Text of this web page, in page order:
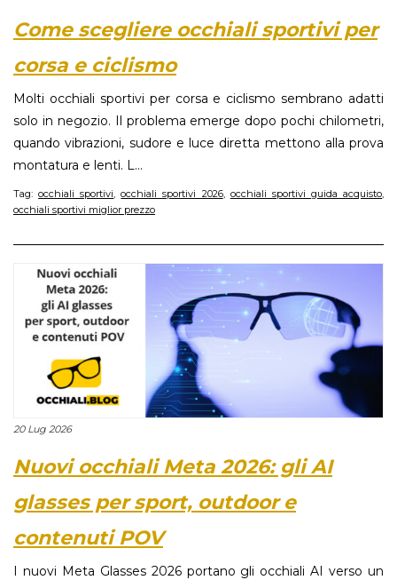
Come scegliere occhiali sportivi per
corsa e ciclismo
Molti occhiali sportivi per corsa e ciclismo sembrano adatti
solo in negozio. Il problema emerge dopo pochi chilometri,
quando vibrazioni, sudore e luce diretta mettono alla prova
montatura e lenti. L...
Tag:occhiali sportivi,occhiali sportivi 2026, occhiali sportivi guida acquisto,
occhiali sportivi miglior prezzo
20 Lug 2026
Nuovi occhiali Meta 2026: gli AI
glasses per sport, outdoor e
contenuti POV
I nuovi Meta Glasses 2026 portano gli occhiali AI verso un